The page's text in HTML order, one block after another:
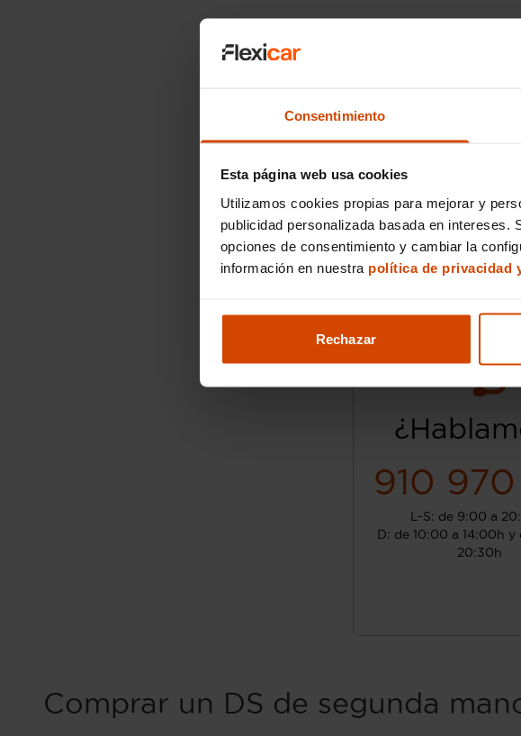
Consentimiento
Esta página web usa cookies
Utilizamos cookies propias para mejorar y
publicidad personalizada basada en
opciones de consentimiento y cambiar la
información en nuestra política de privacidad
Rechazar
2023 45.612 km
Oferta
910 970
L-S: de 9:00 a
D: de 10:00 a 14:00h y
20:30h
Comprar un DS de segunda